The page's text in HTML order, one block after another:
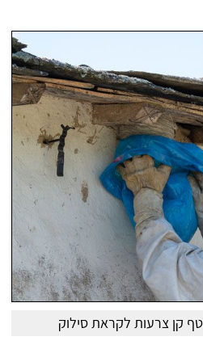
קן צרעות לקראת סילוק